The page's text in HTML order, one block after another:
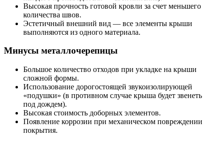
Высокая прочность готовой кровли за счет меньшего
количества швов.
Эстетичный внешний вид — все элементы крыши
выполняются из одного материала.
Минусы металлочерепицы
Большое количество отходов при укладке на крыши
сложной формы.
Использование дорогостоящей звукоизолирующей
«подушки» (в противном случае крыша будет звенеть
под дождем).
Высокая стоимость доборных элементов.
Появление коррозии при механическом повреждении
покрытия.